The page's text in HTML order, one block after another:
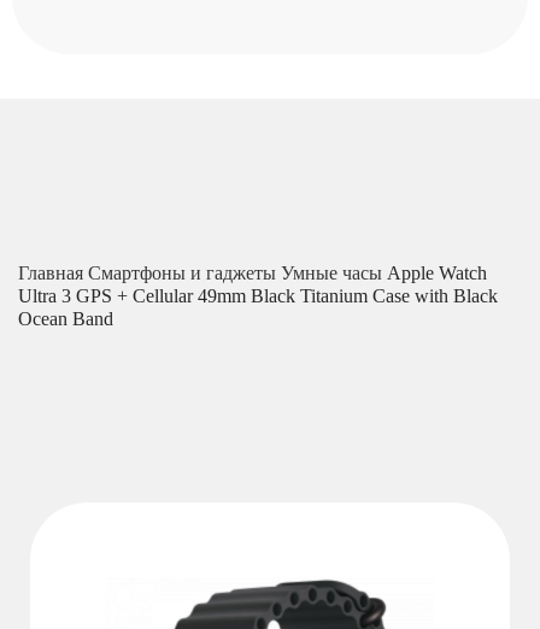
Главная Смартфоны и гаджеты Умные часы Apple Watch
Ultra 3 GPS + Cellular 49mm Black Titanium Case with Black
Ocean Band